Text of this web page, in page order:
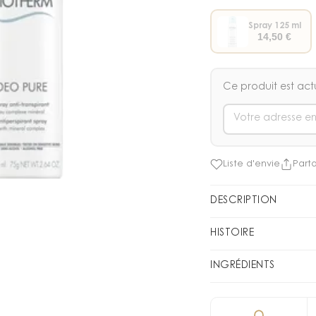
Spray 125 ml
14,50 €
Ce produit est
Liste d'envie
DESCRIPTION
Biotherm : Déo Pure
Agréable à
HISTOIRE
Luttez
INGRÉDIENTS
• PHENOXYETHANOL